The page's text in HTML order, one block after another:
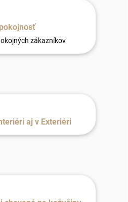
zákazníkov
aj v Exteriéri